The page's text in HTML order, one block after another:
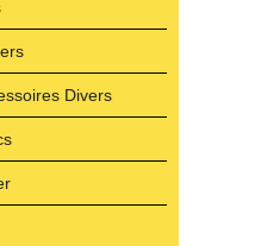
Divers